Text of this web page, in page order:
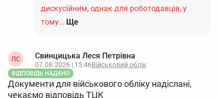
дискусійним, однак для роботодавців, у
тому… Ще
ЛС Свинцицька Леся Петрівна
07.08.2026 | 15:46Військовий облік
ВІДПОВІДЬ НАДАНО
Документи для військового обліку надіслані,
чекаємо відповідь ТЦК